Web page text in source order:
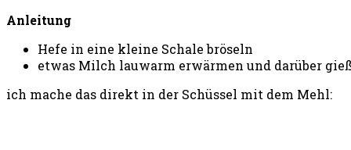
Anleitung
Hefe in eine kleine Schale bröseln
etwas Milch lauwarm erwärmen und darüber
ich mache das direkt in der Schüssel mit dem Mehl: